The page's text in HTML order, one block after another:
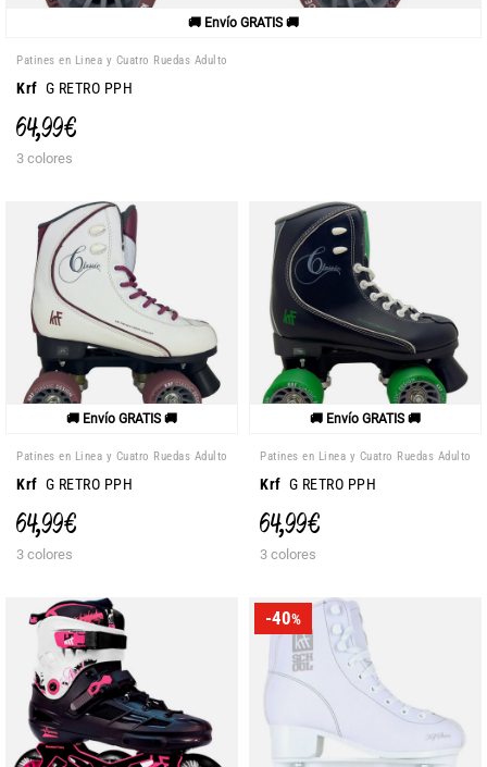
🚚 Envío GRATIS 🚚
Patines en Linea y Cuatro Ruedas Adulto
Krf G RETRO PPH
64,99 €
3 colores
🚚 Envío GRATIS 🚚
Patines en Linea y Cuatro Ruedas Adulto
Krf G RETRO PPH
64,99 €
3 colores
🚚 Envío GRATIS 🚚
Patines en Linea y Cuatro Ruedas Adulto
Krf G RETRO PPH
64,99 €
3 colores
-40%